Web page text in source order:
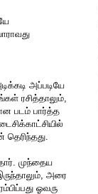
அப்படியே
ரசித்தாலும்,
படம் பார்த்த
முந்தைய
அரை
ஓவரு